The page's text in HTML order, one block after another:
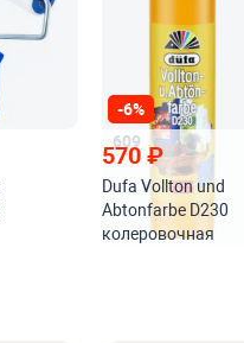
-6%
609
570₽
Dufa Vollton und
Abtonfarbe D230
колеровочная